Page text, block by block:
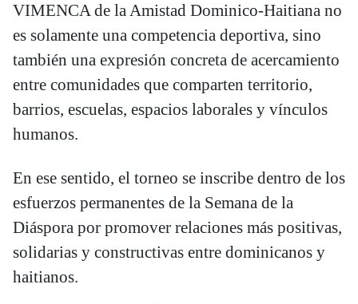
VIMENCA de la Amistad Dominico-Haitiana no
es solamente una competencia deportiva, sino
también una expresión concreta de acercamiento
entre comunidades que comparten territorio,
barrios, escuelas, espacios laborales y vínculos
humanos.
En ese sentido, el torneo se inscribe dentro de los
esfuerzos permanentes de la Semana de la
Diáspora por promover relaciones más positivas,
solidarias y constructivas entre dominicanos y
haitianos.